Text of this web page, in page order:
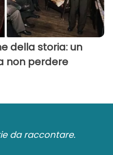
della storia: un
non perdere
da raccontare.